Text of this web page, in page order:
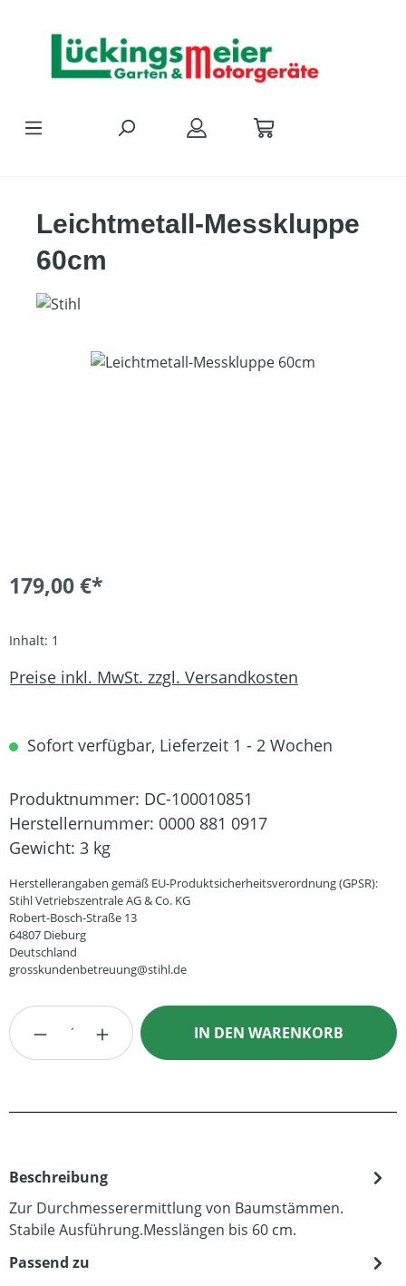
Leichtmetall-Messkluppe
60cm
Bildergalerie überspringen
179,00 €*
Inhalt: 1
Preise inkl. MwSt. zzgl. Versandkosten
Sofort verfügbar, Lieferzeit 1 - 2 Wochen
Produktnummer: DC-100010851
Herstellernummer: 0000 881 0917
Gewicht: 3 kg
Herstellerangaben gemäß EU-Produktsicherheitsverordnung (GPSR):
Stihl Vetriebszentrale AG & Co. KG
Robert-Bosch-Straße 13
64807 Dieburg
Deutschland
grosskundenbetreuung@stihl.de
Produkt Anzahl: Gib den gewünschten
IN DEN WARENKORB
Beschreibung
Zur Durchmesserermittlung von Baumstämmen.
Stabile Ausführung.Messlängen bis 60 cm.
Passend zu